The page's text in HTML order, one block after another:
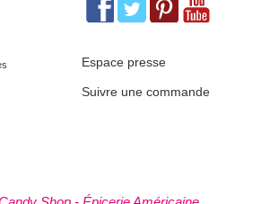
Espace presse
Suivre une commande